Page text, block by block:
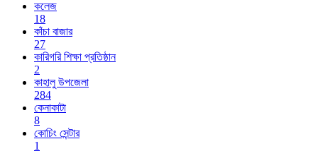
কলেজ
18
কাঁচা বাজার
27
কারিগরি শিক্ষা প্রতিষ্ঠান
2
কাহালু উপজেলা
284
কেনাকাটা
8
কোচিং সেন্টার
1